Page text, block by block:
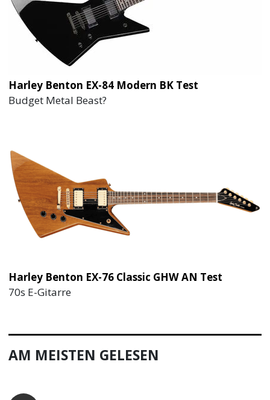
Harley Benton EX-84 Modern BK Test
Budget Metal Beast?
Harley Benton EX-76 Classic GHW AN Test
70s E-Gitarre
AM MEISTEN GELESEN